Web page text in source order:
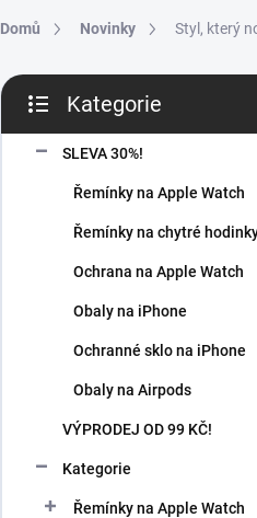
Domů
Novinky Styl, který
Postranní panel
Přeskočit kategorie
Kategorie
SLEVA 30%!
Řemínky na Apple Watch
Řemínky na chytré
Ochrana na Apple Watch
Obaly na iPhone
Ochranné sklo na iPhone
Obaly na Airpods
VÝPRODEJ OD 99 KČ!
Kategorie
Řemínky na Apple Watch